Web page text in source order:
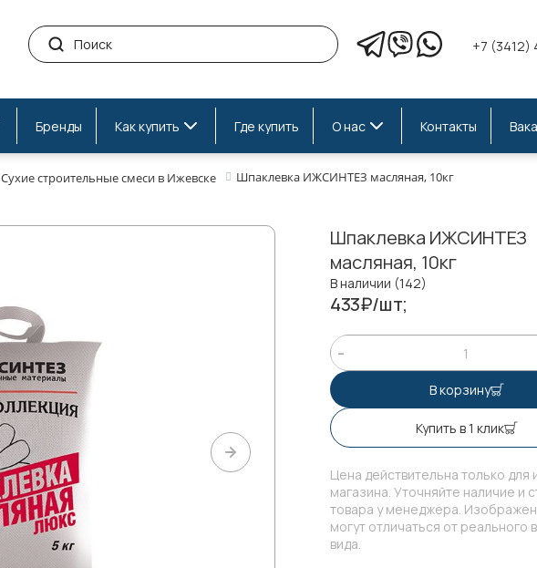
+7 (3412)
Бренды Как купить Где купить О нас Контакты
Сухие строительные смеси в Ижевске Шпаклевка ИЖСИНТЕЗ масляная, 10кг
Шпаклевка ИЖСИНТЕЗ
масляная, 10кг
В наличии (142)
433₽/шт;
В корзину
Купить в 1 клик
Цена действительна только для
магазина. Уточняйте наличие и
товара у менеджера.
могут отличаться от реального
вида.